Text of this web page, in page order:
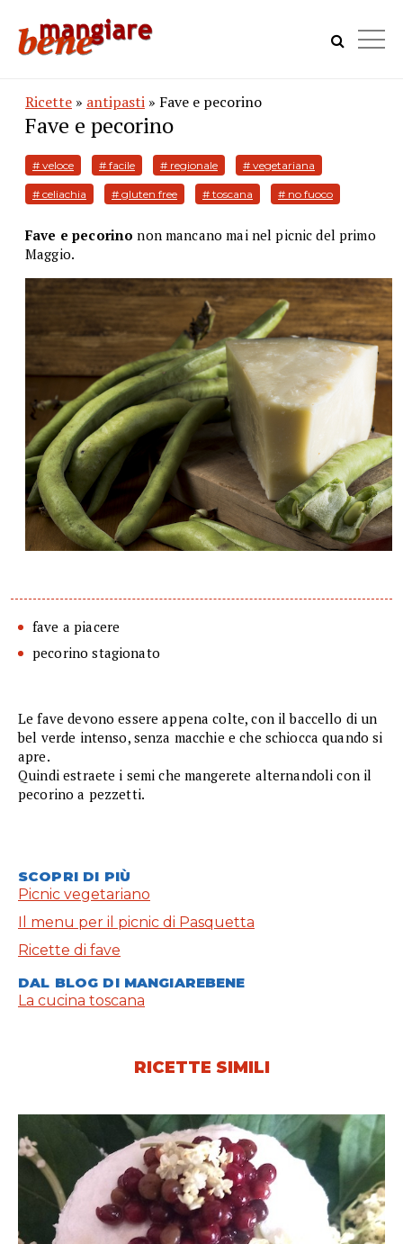
Ricette » antipasti » Fave e pecorino
Fave e pecorino
# veloce # facile # regionale # vegetariana
# celiachia # gluten free # toscana # no fuoco
Fave e pecorino non mancano mai nel picnic del primo
Maggio.
fave a piacere
pecorino stagionato
Le fave devono essere appena colte, con il baccello di un
bel verde intenso, senza macchie e che schiocca quando si
apre.
Quindi estraete i semi che mangerete alternandoli con il
pecorino a pezzetti.
SCOPRI DI PIÙ
Picnic vegetariano
Il menu per il picnic di Pasquetta
Ricette di fave
DAL BLOG DI MANGIAREBENE
La cucina toscana
RICETTE SIMILI